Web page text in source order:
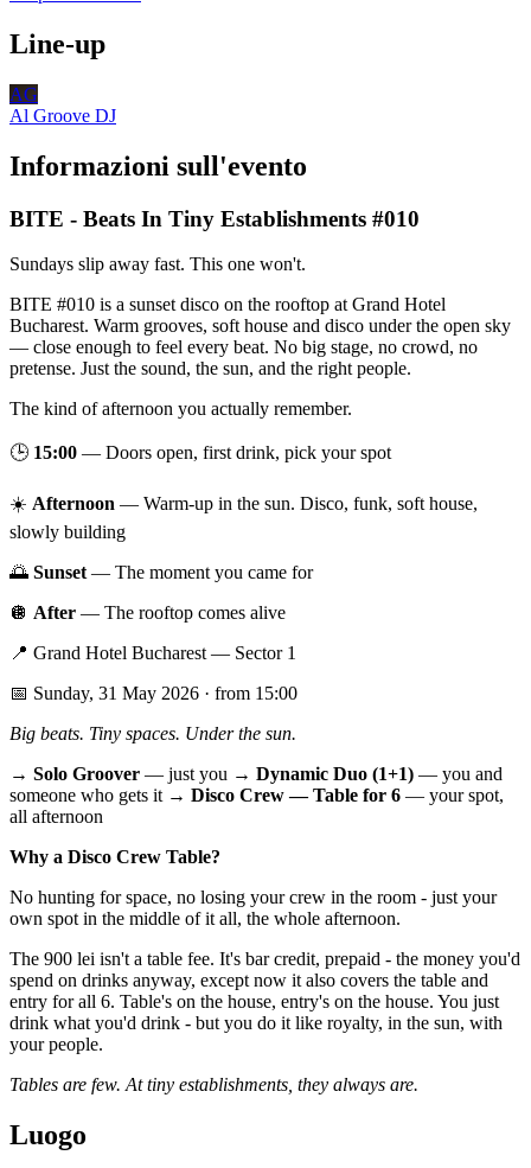
Line-up
AG
Al Groove DJ
Informazioni sull'evento
BITE - Beats In Tiny Establishments #010
Sundays slip away fast. This one won't.
BITE #010 is a sunset disco on the rooftop at Grand Hotel
Bucharest. Warm grooves, soft house and disco under the open sky
— close enough to feel every beat. No big stage, no crowd, no
pretense. Just the sound, the sun, and the right people.
The kind of afternoon you actually remember.
🕒 15:00 — Doors open, first drink, pick your spot
☀️ Afternoon — Warm-up in the sun. Disco, funk, soft house,
slowly building
🌅 Sunset — The moment you came for
🪩 After — The rooftop comes alive
📍 Grand Hotel Bucharest — Sector 1
📅 Sunday, 31 May 2026 · from 15:00
Big beats. Tiny spaces. Under the sun.
→ Solo Groover — just you → Dynamic Duo (1+1) — you and
someone who gets it → Disco Crew — Table for 6 — your spot,
all afternoon
Why a Disco Crew Table?
No hunting for space, no losing your crew in the room - just your
own spot in the middle of it all, the whole afternoon.
The 900 lei isn't a table fee. It's bar credit, prepaid - the money you'd
spend on drinks anyway, except now it also covers the table and
entry for all 6. Table's on the house, entry's on the house. You just
drink what you'd drink - but you do it like royalty, in the sun, with
your people.
Tables are few. At tiny establishments, they always are.
Luogo